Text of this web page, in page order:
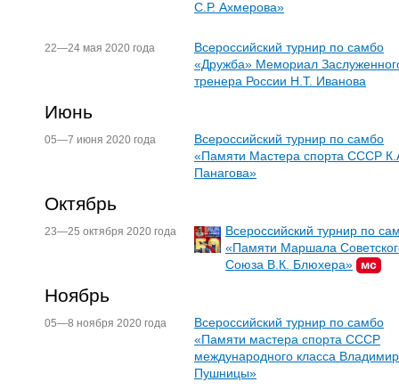
С.Р. Ахмерова»
22—24 мая 2020 года
Всероссийский турнир по самбо
«Дружба» Мемориал
тренера России Н.Т. Иванова
Июнь
05—7 июня 2020 года
Всероссийский турнир по самбо
«Памяти Мастера спорта СССР
Панагова»
Октябрь
23—25 октября 2020 года
Всероссийский турнир по
«Памяти Маршала
Союза В.К. Блюхера»
мс
Ноябрь
05—8 ноября 2020 года
Всероссийский турнир по самбо
«Памяти мастера спорта СССР
международного класса
Пушницы»